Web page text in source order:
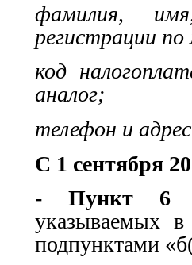
фамилия,
регистрации
код
аналог;
телефон и
С 1 сентября
- Пункт 6
указываемых в
подпунктами